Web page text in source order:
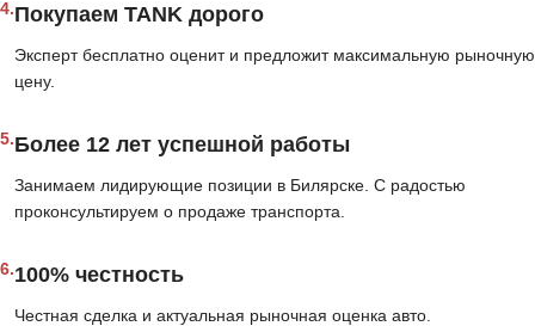
4.Покупаем TANK дорого
Эксперт бесплатно оценит и предложит максимальную рыночную
цену.
5.Более 12 лет успешной работы
Занимаем лидирующие позиции в Билярске. С радостью
проконсультируем о продаже транспорта.
6.100% честность
Честная сделка и актуальная рыночная оценка авто.